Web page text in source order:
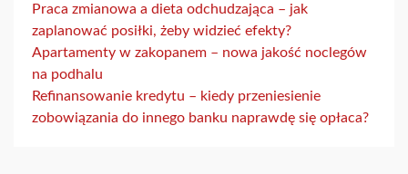
Praca zmianowa a dieta odchudzająca – jak
zaplanować posiłki, żeby widzieć efekty?
Apartamenty w zakopanem – nowa jakość noclegów
na podhalu
Refinansowanie kredytu – kiedy przeniesienie
zobowiązania do innego banku naprawdę się opłaca?